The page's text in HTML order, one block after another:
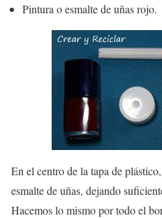
Pintura o esmalte de uñas rojo.
En el centro de la tapa de
esmalte de uñas, dejando
Hacemos lo mismo por todo el